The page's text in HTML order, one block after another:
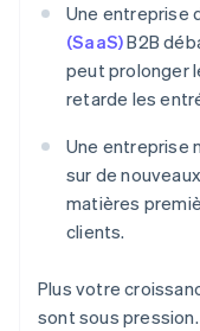
Une entreprise
(SaaS)B2B
peut prolonger
retarde les
Une entreprise
sur de
matières
clients.
Plus votre
sont sous